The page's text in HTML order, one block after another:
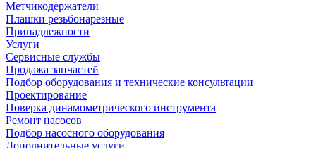
Метчикодержатели
Плашки резьбонарезные
Принадлежности
Услуги
Сервисные службы
Продажа запчастей
Подбор оборудования и технические консультации
Проектирование
Поверка динамометрического инструмента
Ремонт насосов
Подбор насосного оборудования
Дополнительные услуги